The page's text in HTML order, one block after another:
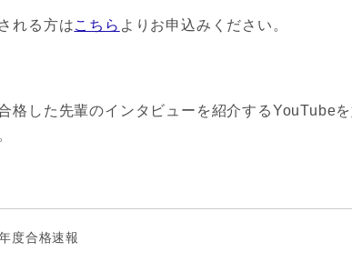
れる方はこちら よりお申込みください。
格した先輩のインタビューを紹介するYouTube
度合格速報